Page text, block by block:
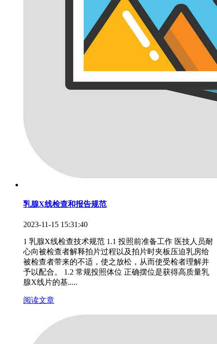
乳腺X线检查和报告规范
2023-11-15 15:31:40
1 乳腺X线检查技术规范 1.1 投照前准备工作 医技人员耐
心向被检查者解释拍片过程以及拍片时夹板压迫乳房给
被检查者带来的不适，使之放松，从而使受检者理解并
予以配合。 1.2 常规投照体位 正确摆位是获得高质量乳
腺X线片的基.....
阅读文章